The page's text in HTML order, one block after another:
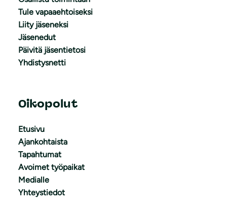
Tule vapaaehtoiseksi
Liity jäseneksi
Jäsenedut
Päivitä jäsentietosi
Yhdistysnetti
Oikopolut
Etusivu
Ajankohtaista
Tapahtumat
Avoimet työpaikat
Medialle
Yhteystiedot